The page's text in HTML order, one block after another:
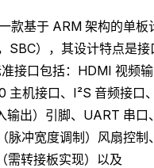
款基于 ARM 架构的单板
SBC），其设计特点是接
接口包括：HDMI 视频输
主机接口、I²S 音频接口
输出）引脚、UART 串口
脉冲宽度调制）风扇控制
需转接板实现）以及